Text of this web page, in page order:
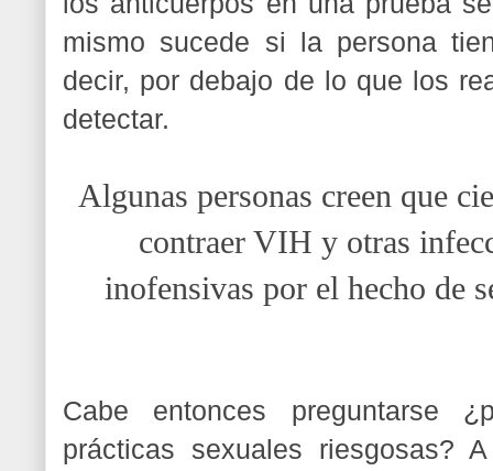
mismo sucede si la persona
decir, por debajo de lo que los
detectar.
Algunas personas creen que
contraer VIH y otras
inofensivas por el hecho de
Cabe entonces preguntarse
prácticas sexuales riesgosas?